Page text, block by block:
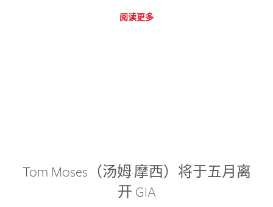
阅读更多
Tom Moses（汤姆·摩西）将于五月离
开 GIA